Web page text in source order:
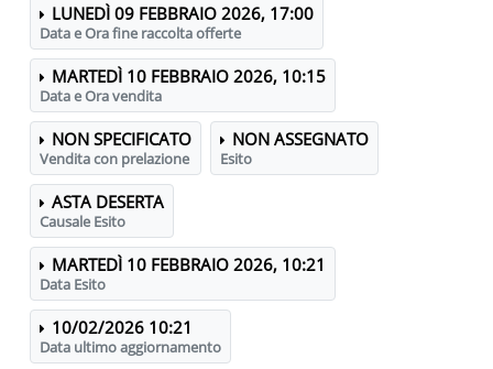
LUNEDÌ 09 FEBBRAIO 2026, 17:00
Data e Ora fine raccolta offerte
MARTEDÌ 10 FEBBRAIO 2026, 10:15
Data e Ora vendita
NON SPECIFICATO
Vendita con prelazione
NON ASSEGNATO
Esito
ASTA DESERTA
Causale Esito
MARTEDÌ 10 FEBBRAIO 2026, 10:21
Data Esito
10/02/2026 10:21
Data ultimo aggiornamento